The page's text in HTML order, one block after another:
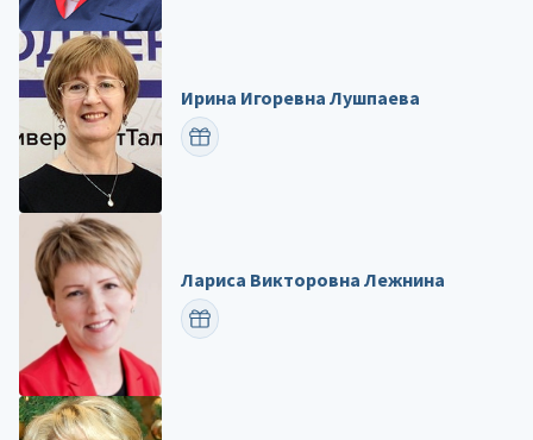
Ирина Игоревна Лушпаева
ПОЗДРАВИТЬ
Лариса Викторовна Лежнина
ПОЗДРАВИТЬ